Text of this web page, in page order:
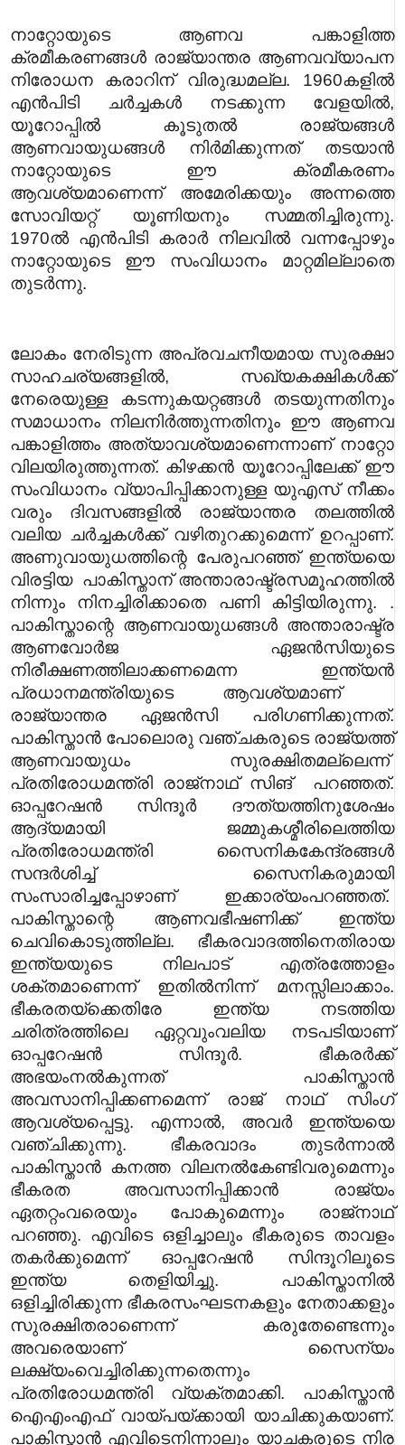
നാറ്റോയുടെ ആണവ പങ്കാളിത്ത
ക്രമീകരണങ്ങൾ രാജ്യാന്തര ആണവവ്യാപന
നിരോധന കരാറിന് വിരുദ്ധമല്ല. 1960കളിൽ
എൻപിടി ചർച്ചകൾ നടക്കുന്ന വേളയിൽ,
യൂറോപ്പിൽ കൂടുതൽ രാജ്യങ്ങൾ
ആണവായുധങ്ങൾ നിർമിക്കുന്നത് തടയാൻ
നാറ്റോയുടെ ഈ ക്രമീകരണം
ആവശ്യമാണെന്ന് അമേരിക്കയും അന്നത്തെ
സോവിയറ്റ് യൂണിയനും സമ്മതിച്ചിരുന്നു.
1970ൽ എൻപിടി കരാർ നിലവിൽ വന്നപ്പോഴും
നാറ്റോയുടെ ഈ സംവിധാനം മാറ്റമില്ലാതെ
തുടർന്നു.
ലോകം നേരിടുന്ന അപ്രവചനീയമായ സുരക്ഷാ
സാഹചര്യങ്ങളിൽ, സഖ്യകക്ഷികൾക്ക്
നേരെയുള്ള കടന്നുകയറ്റങ്ങൾ തടയുന്നതിനും
സമാധാനം നിലനിർത്തുന്നതിനും ഈ ആണവ
പങ്കാളിത്തം അത്യാവശ്യമാണെന്നാണ് നാറ്റോ
വിലയിരുത്തുന്നത്. കിഴക്കൻ യൂറോപ്പിലേക്ക് ഈ
സംവിധാനം വ്യാപിപ്പിക്കാനുള്ള യുഎസ് നീക്കം
വരും ദിവസങ്ങളിൽ രാജ്യാന്തര തലത്തിൽ
വലിയ ചർച്ചകൾക്ക് വഴിതുറക്കുമെന്ന് ഉറപ്പാണ്.
അണുവായുധത്തിന്റെ പേരുപറഞ്ഞ് ഇന്ത്യയെ
വിരട്ടിയ പാകിസ്താന് അന്താരാഷ്ട്രസമൂഹത്തിൽ
നിന്നും നിനച്ചിരിക്കാതെ പണി കിട്ടിയിരുന്നു. .
പാകിസ്താന്റെ ആണവായുധങ്ങൾ അന്താരാഷ്ട്ര
ആണവോർജ ഏജൻസിയുടെ
നിരീക്ഷണത്തിലാക്കണമെന്ന ഇന്ത്യൻ
പ്രധാനമന്ത്രിയുടെ ആവശ്യമാണ്
രാജ്യാന്തര ഏജൻസി പരിഗണിക്കുന്നത്.
പാകിസ്താൻ പോലൊരു വഞ്ചകരുടെ രാജ്യത്ത്
ആണവായുധം സുരക്ഷിതമല്ലെന്ന്
പ്രതിരോധമന്ത്രി രാജ്‌നാഥ് സിങ് പറഞ്ഞത്.
ഓപ്പറേഷൻ സിന്ദൂർ ദൗത്യത്തിനുശേഷം
ആദ്യമായി ജമ്മുകശ്മീരിലെത്തിയ
പ്രതിരോധമന്ത്രി സൈനികകേന്ദ്രങ്ങൾ
സന്ദർശിച്ച് സൈനികരുമായി
സംസാരിച്ചപ്പോഴാണ് ഇക്കാര്യംപറഞ്ഞത്.
പാകിസ്താന്റെ ആണവഭീഷണിക്ക് ഇന്ത്യ
ചെവികൊടുത്തില്ല. ഭീകരവാദത്തിനെതിരായ
ഇന്ത്യയുടെ നിലപാട് എത്രത്തോളം
ശക്തമാണെന്ന് ഇതിൽനിന്ന് മനസ്സിലാക്കാം.
ഭീകരതയ്ക്കെതിരേ ഇന്ത്യ നടത്തിയ
ചരിത്രത്തിലെ ഏറ്റവുംവലിയ നടപടിയാണ്
ഓപ്പറേഷൻ സിന്ദൂർ. ഭീകരർക്ക്
അഭയംനൽകുന്നത് പാകിസ്താൻ
അവസാനിപ്പിക്കണമെന്ന് രാജ് നാഥ് സിംഗ്
ആവശ്യപ്പെട്ടു. എന്നാൽ, അവർ ഇന്ത്യയെ
വഞ്ചിക്കുന്നു. ഭീകരവാദം തുടർന്നാൽ
പാകിസ്താൻ കനത്ത വിലനൽകേണ്ടിവരുമെന്നും
ഭീകരത അവസാനിപ്പിക്കാൻ രാജ്യം
ഏതറ്റംവരെയും പോകുമെന്നും രാജ്‌നാഥ്
പറഞ്ഞു. എവിടെ ഒളിച്ചാലും ഭീകരുടെ താവളം
തകർക്കുമെന്ന് ഓപ്പറേഷൻ സിന്ദൂറിലൂടെ
ഇന്ത്യ തെളിയിച്ചു. പാകിസ്താനിൽ
ഒളിച്ചിരിക്കുന്ന ഭീകരസംഘടനകളും നേതാക്കളും
സുരക്ഷിതരാണെന്ന് കരുതേണ്ടെന്നും
അവരെയാണ് സൈന്യം
ലക്ഷ്യംവെച്ചിരിക്കുന്നതെന്നും
പ്രതിരോധമന്ത്രി വ്യക്തമാക്കി. പാകിസ്താൻ
ഐഎംഎഫ് വായ്പയ്ക്കായി യാചിക്കുകയാണ്‌.
പാകിസ്താൻ എവിടെനിന്നാലും യാചകരുടെ നിര